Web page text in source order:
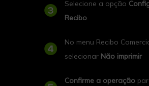
Selecione a opção
Recibo
No menu Recibo
selecionar Não imprimir
Confirme a operação